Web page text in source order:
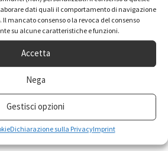
dati quali il comportamento di navigazione
Il mancato consenso o la revoca del consenso
su alcune caratteristiche e funzioni.
Accetta
Nega
Gestisci opzioni
Dichiarazione sulla PrivacyImprint